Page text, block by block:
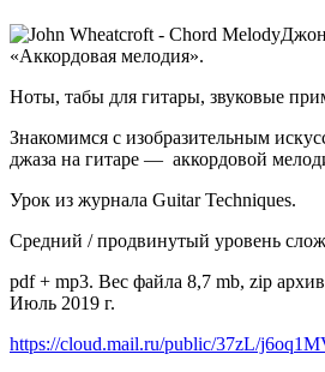
«Аккордовая мелодия».
Ноты, табы для гитары, звуковые
Знакомимся с изобразительным
джаза на гитаре — аккордовой
Урок из журнала Guitar Techniques.
Средний / продвинутый уровень
pdf + mp3. Вес файла 8,7 mb, zip
Июль 2019 г.
https://cloud.mail.ru/public/37zL/